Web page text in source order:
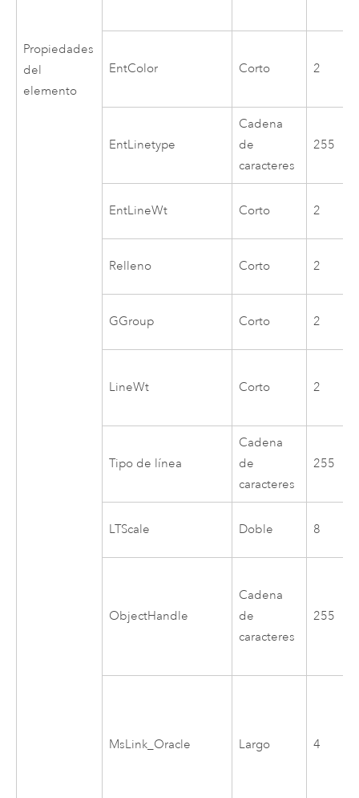
Propiedades
del
elemento
EntColor Corto 2
EntLinetype
Cadena
de
caracteres
255
EntLineWt Corto 2
Relleno Corto 2
GGroup Corto 2
LineWt Corto 2
Tipo de línea
Cadena
de
caracteres
255
LTScale Doble 8
ObjectHandle
Cadena
de
caracteres
255
MsLink_Oracle Largo 4